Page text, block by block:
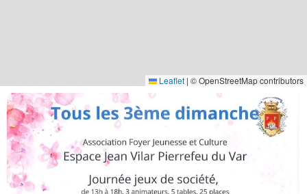
Leaflet | © OpenStreetMap contributors